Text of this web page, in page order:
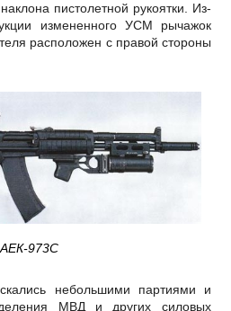
пистолетной рукоятки. Из-
измененного УСМ рычажок
расположен с правой стороны
АЕК-973С
небольшими партиями и
МВД и других силовых